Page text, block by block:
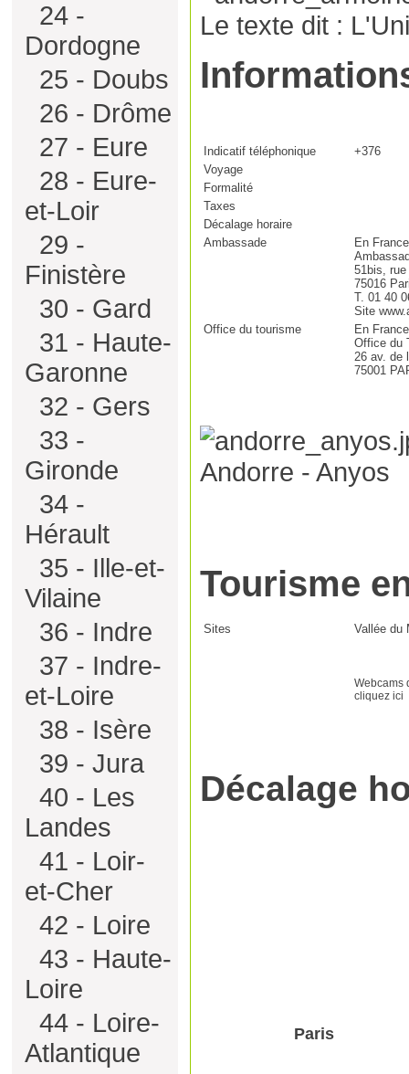
24 -
Dordogne
25 - Doubs
26 - Drôme
27 - Eure
28 - Eure-
et-Loir
29 -
Finistère
30 - Gard
31 - Haute-
Garonne
32 - Gers
33 -
Gironde
34 -
Hérault
35 - Ille-et-
Vilaine
36 - Indre
37 - Indre-
et-Loire
38 - Isère
39 - Jura
40 - Les
Landes
41 - Loir-
et-Cher
42 - Loire
43 - Haute-
Loire
44 - Loire-
Atlantique
Le texte dit :
Indicatif téléphonique
+376
Voyage
Formalité
Taxes
Décalage horaire
Ambassade
En France
51bis,
75016
T. 01 40
Site
Office du tourisme
En France
Office du
26 av. de
75001
Andorre - Anyos
Tourisme
Sites Vallée du
Webcams
cliquez ici
Décalage
Paris